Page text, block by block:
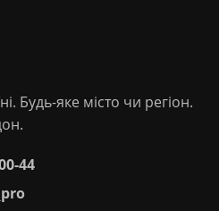
Будь-яке місто чи регіон.
44